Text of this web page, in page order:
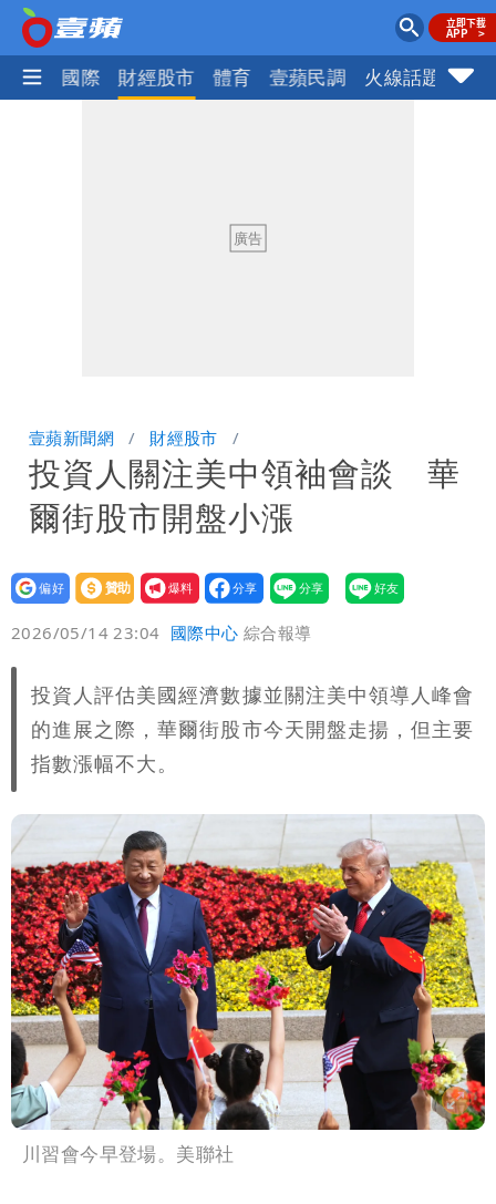
社會 國際 財經股市 體育 壹蘋民調 火線話題
壹蘋新聞網 財經股市
投資人關注美中領袖會談 華
爾街股市開盤小漲
設為
贊助
我要
爆料
2026/05/14 23:04 國際中心 綜合報導
投資人評估美國經濟數據並關注美中領導人峰會
的進展之際，華爾街股市今天開盤走揚，但主要
指數漲幅不大。
川習會今早登場。美聯社